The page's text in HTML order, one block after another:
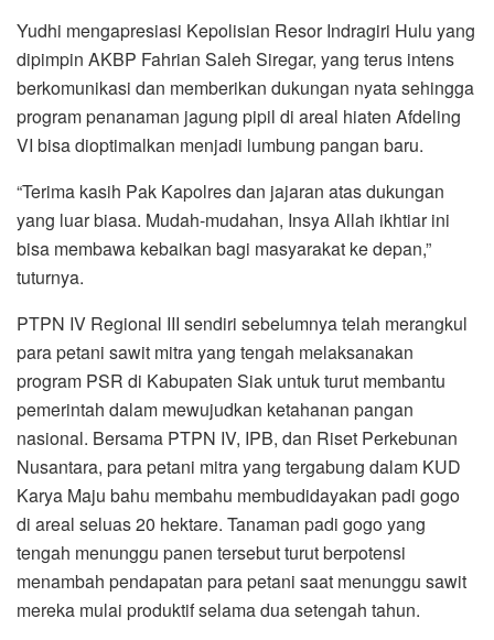
Yudhi mengapresiasi Kepolisian Resor Indragiri Hulu yang
dipimpin AKBP Fahrian Saleh Siregar, yang terus intens
berkomunikasi dan memberikan dukungan nyata sehingga
program penanaman jagung pipil di areal hiaten Afdeling
VI bisa dioptimalkan menjadi lumbung pangan baru.
“Terima kasih Pak Kapolres dan jajaran atas dukungan
yang luar biasa. Mudah-mudahan, Insya Allah ikhtiar ini
bisa membawa kebaikan bagi masyarakat ke depan,”
tuturnya.
PTPN IV Regional III sendiri sebelumnya telah merangkul
para petani sawit mitra yang tengah melaksanakan
program PSR di Kabupaten Siak untuk turut membantu
pemerintah dalam mewujudkan ketahanan pangan
nasional. Bersama PTPN IV, IPB, dan Riset Perkebunan
Nusantara, para petani mitra yang tergabung dalam KUD
Karya Maju bahu membahu membudidayakan padi gogo
di areal seluas 20 hektare. Tanaman padi gogo yang
tengah menunggu panen tersebut turut berpotensi
menambah pendapatan para petani saat menunggu sawit
mereka mulai produktif selama dua setengah tahun.